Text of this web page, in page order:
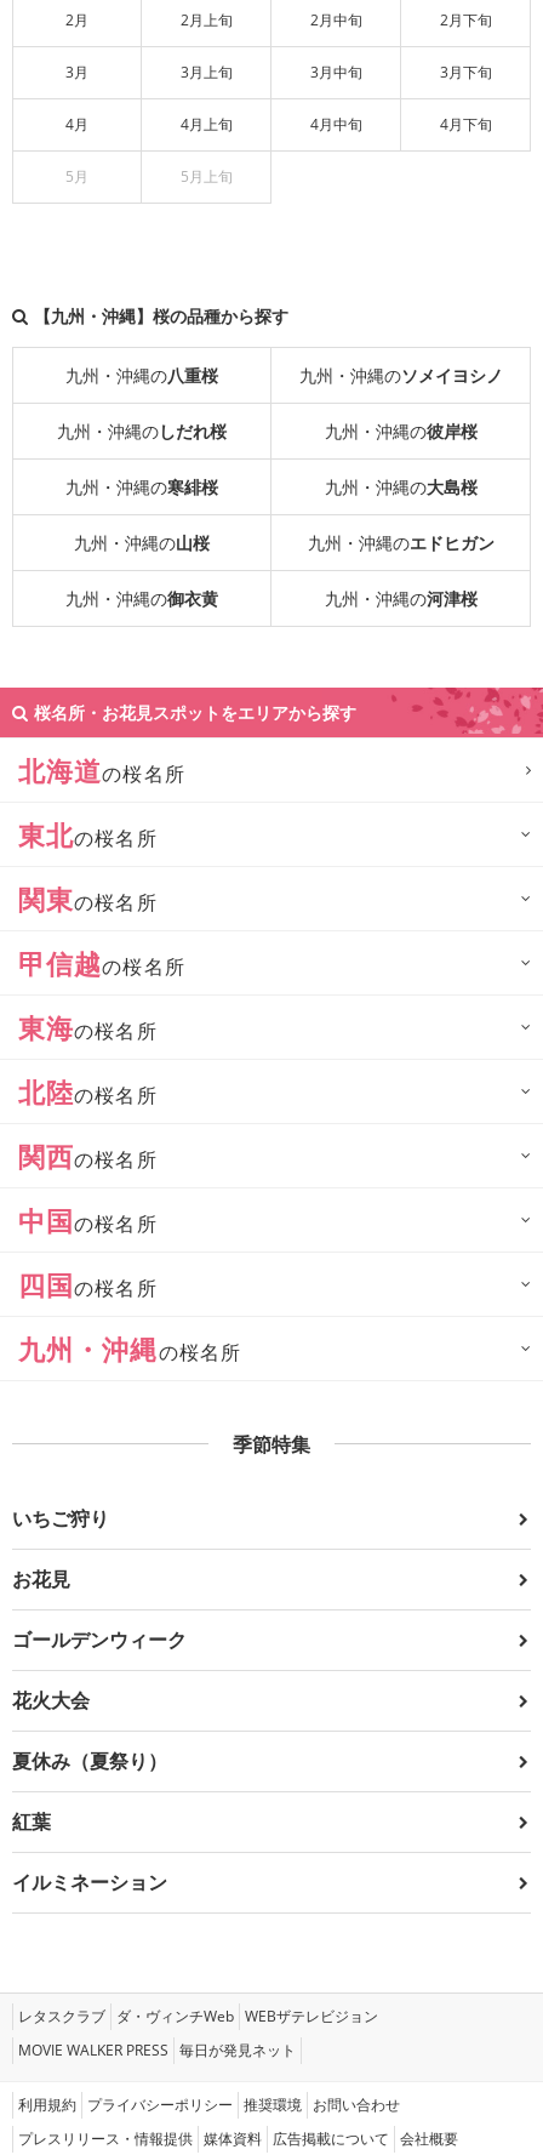
2月 2月上旬 2月中旬 2月下旬
3月 3月上旬 3月中旬 3月下旬
4月 4月上旬 4月中旬 4月下旬
5月 5月上旬
【九州・沖縄】桜の品種から探す
九州・沖縄の八重桜 九州・沖縄のソメイヨシノ
九州・沖縄のしだれ桜 九州・沖縄の彼岸桜
九州・沖縄の寒緋桜 九州・沖縄の大島桜
九州・沖縄の山桜 九州・沖縄のエドヒガン
九州・沖縄の御衣黄 九州・沖縄の河津桜
桜名所・お花見スポットをエリアから探す
北海道の桜名所
東北の桜名所
関東の桜名所
甲信越の桜名所
東海の桜名所
北陸の桜名所
関西の桜名所
中国の桜名所
四国の桜名所
九州・沖縄の桜名所
季節特集
いちご狩り
お花見
ゴールデンウィーク
花火大会
夏休み（夏祭り）
紅葉
イルミネーション
レタスクラブ ダ・ヴィンチWeb WEBザテレビジョン
MOVIE WALKER PRESS 毎日が発見ネット
利用規約 プライバシーポリシー 推奨環境 お問い合わせ
プレスリリース・情報提供 媒体資料 広告掲載について 会社概要